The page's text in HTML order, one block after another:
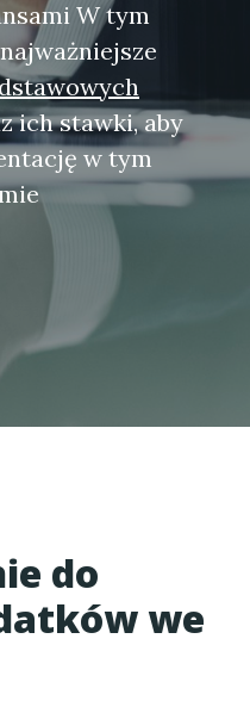
W tym
ich stawki, aby
w tym
do
we